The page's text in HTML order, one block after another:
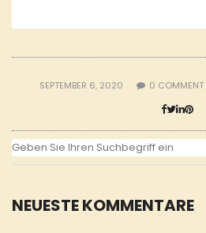
NEUESTE KOMMENTARE
SEPTEMBER 6, 2020 0 COMMENT